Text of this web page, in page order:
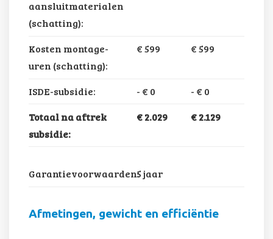
aansluitmaterialen
(schatting):
Kosten montage-
uren (schatting):
€ 599 € 599
ISDE-subsidie: - € 0 - € 0
Totaal na aftrek
subsidie:
€ 2.029 € 2.129
Garantievoorwaarden:5 jaar
Afmetingen, gewicht en efficiëntie